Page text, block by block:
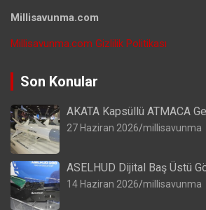
Millisavunma.com
Millisavunma.com Gizlilik Politikası
Son Konular
AKATA Kapsüllü ATMACA
27 Haziran 2026 millisavunma
ASELHUD Dijital Baş Üstü
14 Haziran 2026 millisavunma